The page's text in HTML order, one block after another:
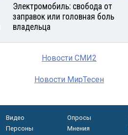
Электромобиль: свобода от
заправок или головная боль
владельца
Новости СМИ2
Новости МирТесен
Видео Опросы
Персоны
Мнения